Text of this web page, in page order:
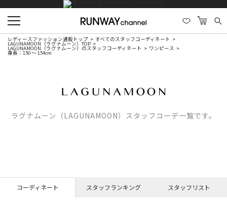
レディースファッション通販トップ すべてのスタッフコーディネート
LAGUNAMOON（ラグナムーン）TOP
LAGUNAMOON（ラグナムーン）のスタッフコーディネート ワンピース
身長：150 ～ 154cm
ラグナムーン（LAGUNAMOON）スタッフコーデ一覧です。
コーディネート スタッフランキング スタッフリスト